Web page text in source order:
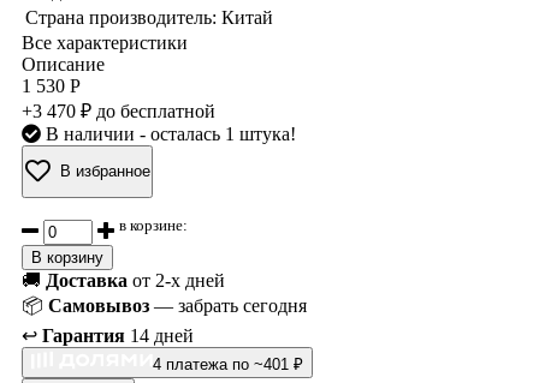
Страна производитель: Китай
Все характеристики
Описание
1 530 Р
+3 470 ₽ до бесплатной
В наличии - осталась 1 штука!
В избранное
в корзине:
В корзину
🚚 Доставка от 2-х дней
📦 Самовывоз — забрать сегодня
↩️ Гарантия 14 дней
4 платежа по ~401 ₽